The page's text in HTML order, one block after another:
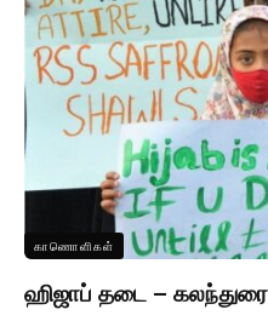
காணொளிகள்
ஹிஜாப் தடை –